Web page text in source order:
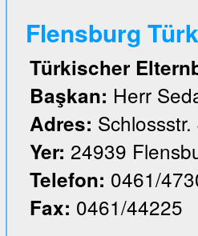
Flensburg
Türkischer
Başkan: Herr
Adres: Schlossstr.
Yer: 24939
Telefon: 0461/
Fax: 0461/44225